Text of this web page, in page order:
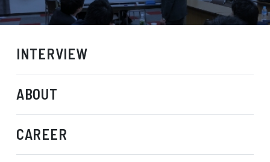
INTERVIEW
ABOUT
CAREER